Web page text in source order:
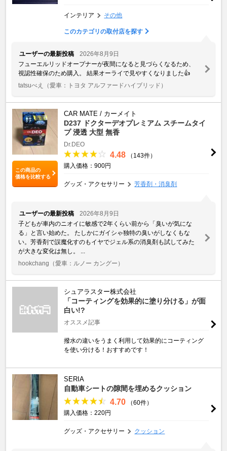
インテリア その他
このカテゴリの取付店を探す
ユーザーの最新投稿
2026年8月9日
フューエルリッドオープナーが夜間になると見づらくなるため、
視認性確保のため購入。 結果オーライで見やすくなりました👍
tatsuべえ
（愛車：トヨタ アルファードハイブリッド）
この商品の
価格を比較する
CAR MATE / カーメイト
D237 ドクターデオプレミアム スチームタイ
プ 浸透 大型 無香
Dr.DEO
4.48
（143件）
購入価格：900円
グッズ・アクセサリー 芳香剤・消臭剤
ユーザーの最新投稿
2026年8月9日
子どもが車内のニオイに敏感で2年くらい前から「臭いが気にな
る」と言い始めた。 たしかにガイシゃ独特の臭いがしなくもな
い。芳香剤で誤魔化すのもイヤでジェル系の消臭剤も試してみた
が大きな変化は無し。 ...
hookchang （愛車：ルノー カングー）
シュアラスター株式会社
「コーティングを効果的に塗り分ける」が面
白い!?
オススメ記事
撥水の違いをうまく利用して効果的にコーティング
を使い分ける！おすすめです！
SERIA
自動車シートの隙間を埋めるクッション
4.70
（60件）
購入価格：220円
グッズ・アクセサリー クッション